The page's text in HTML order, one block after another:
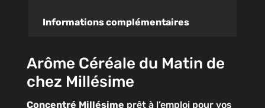
Informations complémentaires
Arôme Céréale du Matin de
chez Millésime
Concentré Millésime prêt à l’emploi pour vos